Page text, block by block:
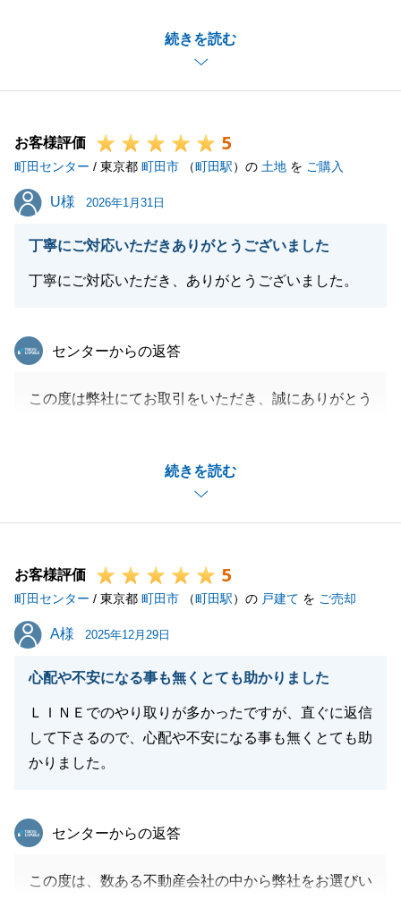
続きを読む
いでき、_またお役にたてたこと大変光栄でございま
合わせてごお褒めのお言葉、大変嬉しく思います。
ただいて大変感謝しております。
そのおかげもあり、スムーズに手続きを進めることが
できました。
今後も何かございましたら、よろしくお願いいたしま
す。
お客様評価 5
町田センター / 東京都 町田市 （町田駅）の 土地 を ご購入
U様
U様 2026年1月31日
丁寧にご対応いただきありがとうございました
丁寧にご対応いただき、ありがとうございました。
続きを読む
東急リバブル
センターからの返答
この度は弊社にてお取引をいただき、誠にありがとう
また、お引渡しまでの間に、お電話で何度もお時間を
いただきましたが、いつも快く対応していただいて大
お困りのことがございましたら、お気軽にご連絡いた
だければと存じます。
今後ともよろしくお願いいたします。
お客様評価 5
町田センター / 東京都 町田市 （町田駅）の 戸建て を ご売却
A様
A様 2025年12月29日
心配や不安になる事も無くとても助かりました
ＬＩＮＥでのやり取りが多かったですが、直ぐに返信
して下さるので、心配や不安になる事も無くとても助
かりました。
東急リバブル
センターからの返答
この度は、数ある不動産会社の中から弊社をお選びい